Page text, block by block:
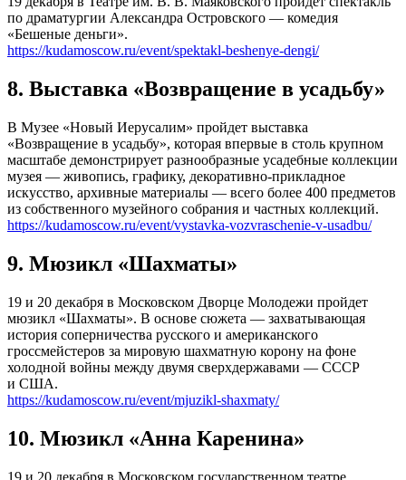
по драматургии Александра Островского — комедия
«Бешеные деньги».
https://kudamoscow.ru/event/spektakl-beshenye-dengi/
8. Выставка «Возвращение в усадьбу»
В Музее «Новый Иерусалим» пройдет выставка
«Возвращение в усадьбу», которая впервые в столь крупном
масштабе демонстрирует разнообразные усадебные коллекции
музея — живопись, графику, декоративно-прикладное
искусство, архивные материалы — всего более 400 предметов
из собственного музейного собрания и частных коллекций.
https://kudamoscow.ru/event/vystavka-vozvraschenie-v-usadbu/
9. Мюзикл «Шахматы»
19 и 20 декабря в Московском Дворце Молодежи пройдет
мюзикл «Шахматы». В основе сюжета — захватывающая
история соперничества русского и американского
гроссмейстеров за мировую шахматную корону на фоне
холодной войны между двумя сверхдержавами — СССР
и США.
https://kudamoscow.ru/event/mjuzikl-shaxmaty/
10. Мюзикл «Анна Каренина»
19 и 20 декабря в Московском государственном театре